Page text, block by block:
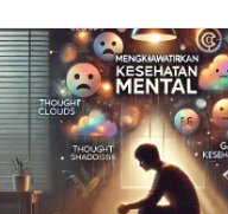
dinamis. Dengan
konsisten, perusahaan
dana yang efisien,
yang […]